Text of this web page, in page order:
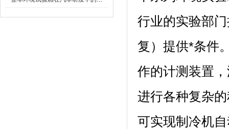
行业的实验部门
复）提供*条件
作的计测装置
进行各种复杂的
可实现制冷机自